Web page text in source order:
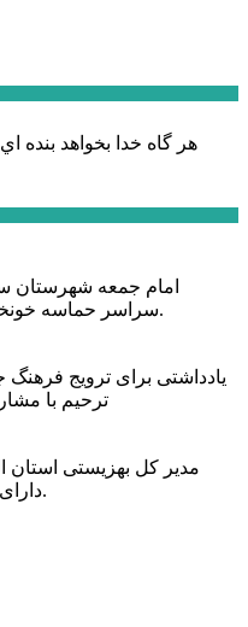
هر گاه خدا بخواهد بنده
امام جمعه شهرستان
سراسر حماسه خونخواهی و مرگ بر آمریکا و اسرائیل بود.
یادداشتی برای ترویج
ترحیم با
دارای اختلالات بینایی در این استان خبر داد.